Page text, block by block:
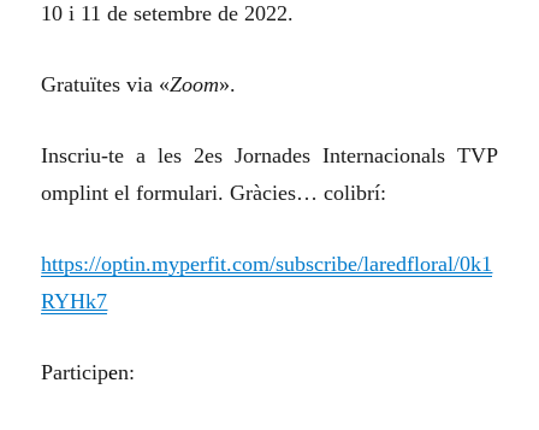
10 i 11 de setembre de 2022.
Gratuïtes via «Zoom».
Inscriu-te a les 2es Jornades Internacionals TVP
omplint el formulari. Gràcies… colibrí:
https://optin.myperfit.com/subscribe/laredfloral/0k1
RYHk7
Participen: